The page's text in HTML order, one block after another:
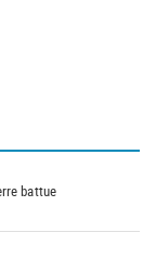
battue